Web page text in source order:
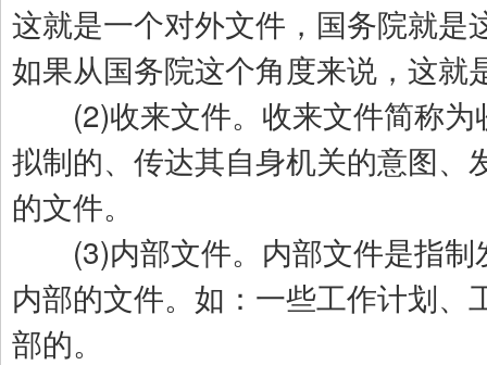
这就是一个对外文件，国务院就是
如果从国务院这个角度来说，这就
(2)收来文件。收来文件简称为
拟制的、传达其自身机关的意图、
的文件。
(3)内部文件。内部文件是指制
内部的文件。如：一些工作计划、
部的。